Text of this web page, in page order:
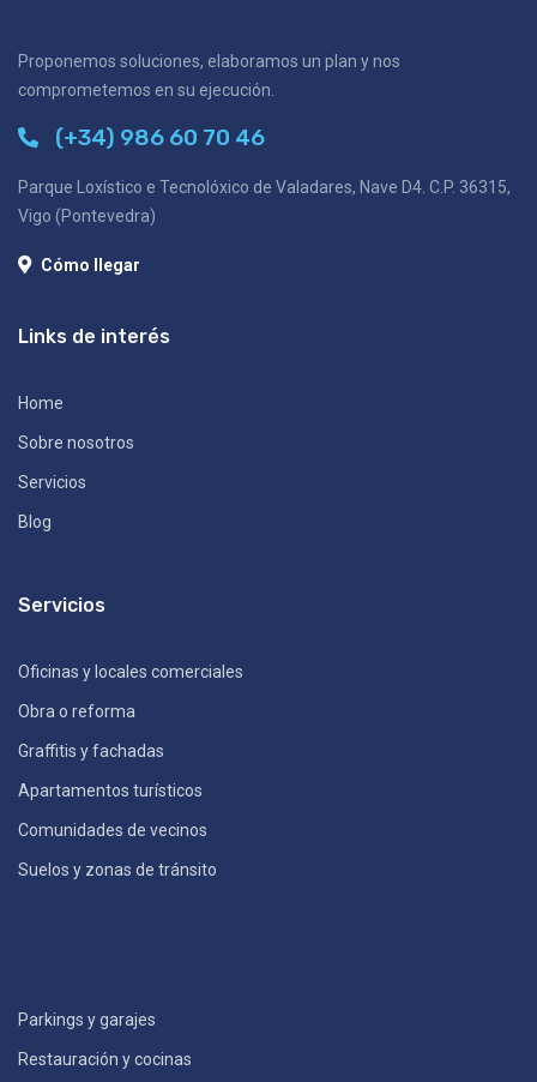
Proponemos soluciones, elaboramos un plan y nos
comprometemos en su ejecución.
(+34) 986 60 70 46
Parque Loxístico e Tecnolóxico de Valadares, Nave D4. C.P. 36315,
Vigo (Pontevedra)
Cómo llegar
Links de interés
Home
Sobre nosotros
Servicios
Blog
Servicios
Oficinas y locales comerciales
Obra o reforma
Graffitis y fachadas
Apartamentos turísticos
Comunidades de vecinos
Suelos y zonas de tránsito
Parkings y garajes
Restauración y cocinas